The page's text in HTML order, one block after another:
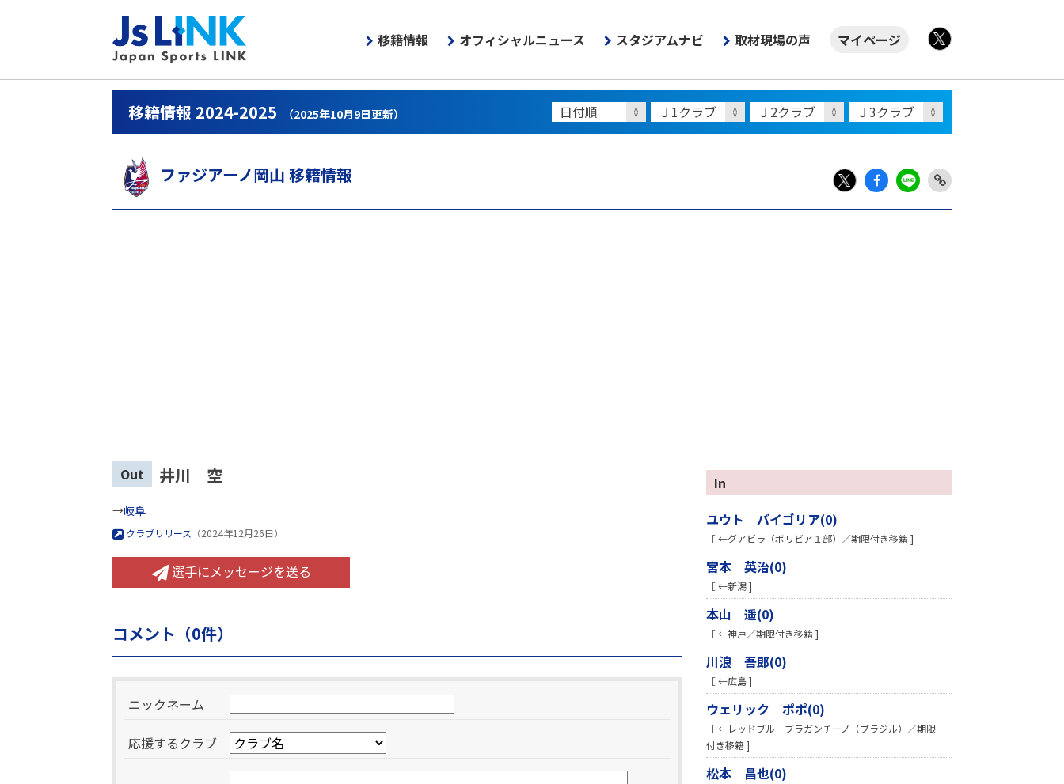
移籍情報 オフィシャルニュース スタジアムナビ 取材現場の声
マイページ
移籍情報 2024-2025 （2025年10月9日更新）
ファジアーノ岡山 移籍情報
X
Fac LIN Link
Out 井川 空
→岐阜
クラブリリース （2024年12月26日）
選手にメッセージを送る
コメント（0件）
ニックネーム
応援するクラブ
In
ユウト バイゴリア(0)
［ ←グアビラ（ボリビア１部）／期限付き移籍 ]
宮本 英治(0)
［ ←新潟 ]
本山 遥(0)
［ ←神戸／期限付き移籍 ]
川浪 吾郎(0)
［ ←広島 ]
ウェリック ポポ(0)
［ ←レッドブル ブラガンチーノ（ブラジル）／期限
付き移籍 ]
松本 昌也(0)